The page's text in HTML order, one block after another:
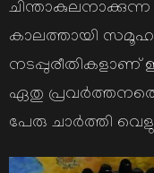
കാലത്തായി
ഏതു
പേരു ചാര്‍ത്തി